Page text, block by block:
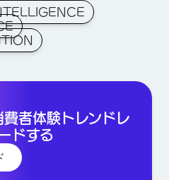
者体験トレンドレ
ドする